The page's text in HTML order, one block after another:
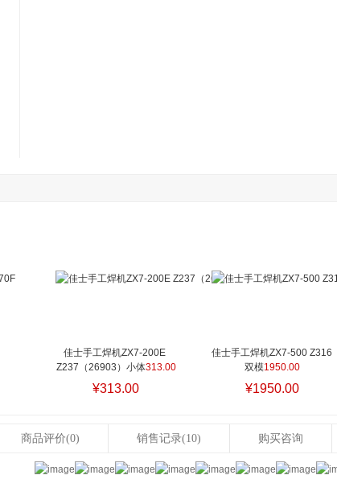
佳士手工焊机ZX7-200E
Z237（26903）小体313.00
¥313.00
佳士手工焊机ZX7-500 Z316
双模1950.00
¥1950.00
商品评价(0) 销售记录(10) 购买咨询